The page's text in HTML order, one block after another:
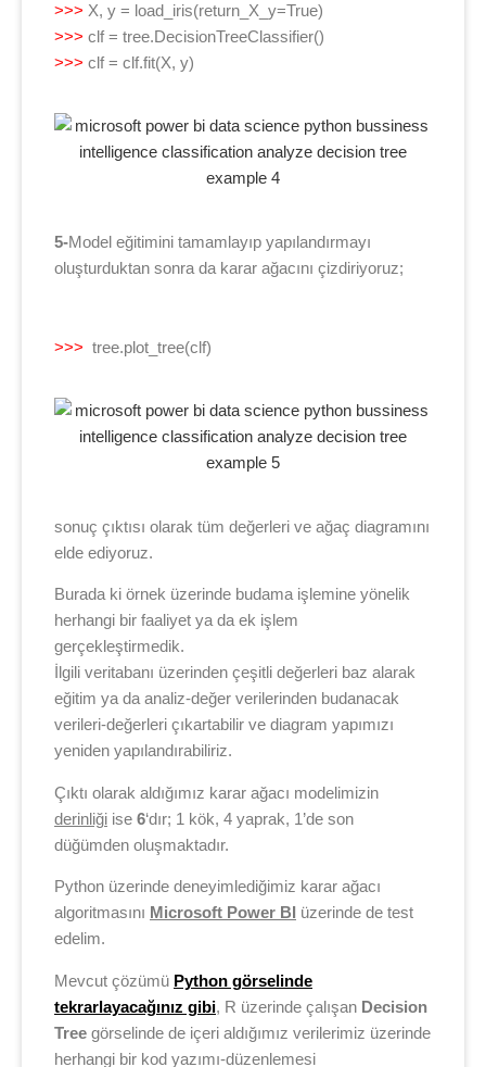
>>> X, y = load_iris(return_X_y=True)
>>> clf = tree.DecisionTreeClassifier()
>>> clf = clf.fit(X, y)
5-Model eğitimini tamamlayıp yapılandırmayı
oluşturduktan sonra da karar ağacını çizdiriyoruz;
>>> tree.plot_tree(clf)
sonuç çıktısı olarak tüm değerleri ve ağaç diagramını
elde ediyoruz.
Burada ki örnek üzerinde budama işlemine yönelik
herhangi bir faaliyet ya da ek işlem
gerçekleştirmedik.
İlgili veritabanı üzerinden çeşitli değerleri baz alarak
eğitim ya da analiz-değer verilerinden budanacak
verileri-değerleri çıkartabilir ve diagram yapımızı
yeniden yapılandırabiliriz.
Çıktı olarak aldığımız karar ağacı modelimizin
derinliği ise 6‘dır; 1 kök, 4 yaprak, 1’de son
düğümden oluşmaktadır.
Python üzerinde deneyimlediğimiz karar ağacı
algoritmasını Microsoft Power BI
üzerinde de test
edelim.
Mevcut çözümü Python görselinde
tekrarlayacağınız gibi, R üzerinde çalışan Decision
Tree görselinde de içeri aldığımız verilerimiz üzerinde
herhangi bir kod yazımı-düzenlemesi